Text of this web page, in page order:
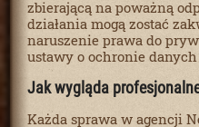
zbierającą na poważną
działania mogą zostać
naruszenie prawa do
ustawy o ochronie
Jak wygląda
Każda sprawa w agencji